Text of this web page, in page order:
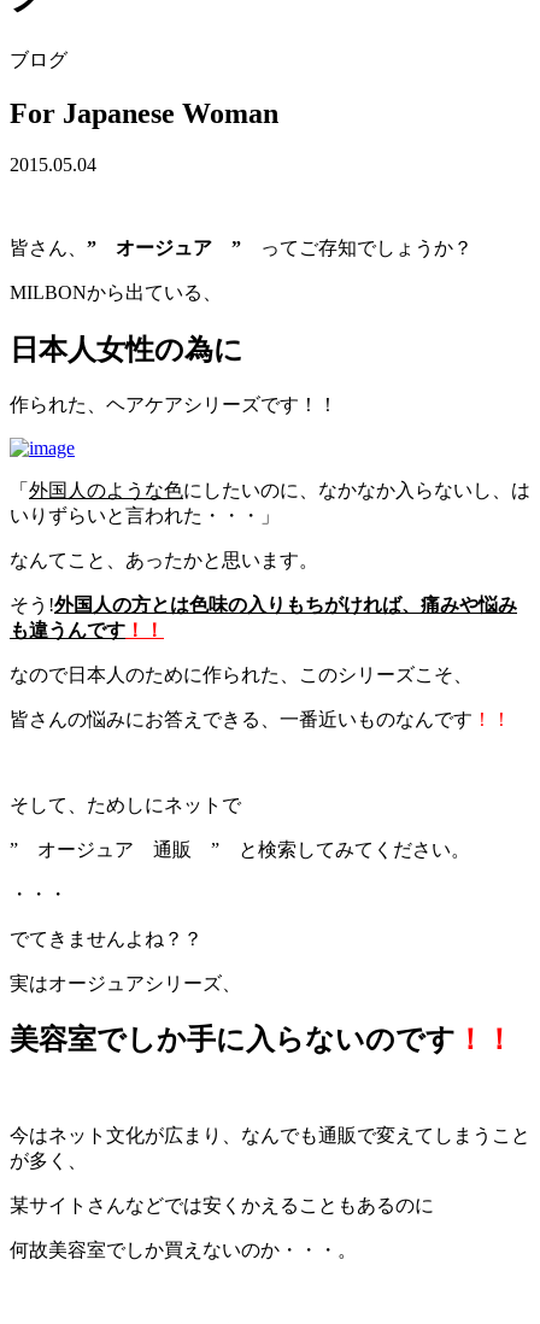
ブログ
For Japanese Woman
2015.05.04
皆さん、 ” オージュア ” ってご存知でしょうか？
MILBONから出ている、
日本人女性の為に
作られた、ヘアケアシリーズです！！
「 外国人のような色にしたいのに、なかなか入らないし、は
いりずらいと言われた・・・」
なんてこと、あったかと思います。
そう!外国人の方とは色味の入りもちがければ、痛みや悩み
も違うんです ！！
なので日本人のために作られた、このシリーズこそ、
皆さんの悩みにお答えできる、一番近いものなんです ！！
そして、ためしにネットで
” オージュア 通販 ” と検索してみてください。
・・・
でてきませんよね？？
実はオージュアシリーズ、
美容室でしか手に入らないのです ！！
今はネット文化が広まり、なんでも通販で変えてしまうこと
が多く、
某サイトさんなどでは安くかえることもあるのに
何故美容室でしか買えないのか・・・。